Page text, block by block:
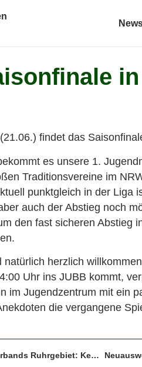
findet das
es unsere 1.
Traditionsvereine im
punktgleich in der Liga
auch der Abstieg noch
den fast sicheren Abstieg
herzlich
Uhr ins JUBB kommt,
im Jugendzentrum mit ein
die vergangene
Einzelmeisterschaft Des Schachverbands Ruhrgebiet: Kemal Bashirov Wird Dritter